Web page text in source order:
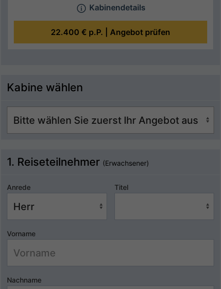
Kabinendetails
22.400 € p.P. | Angebot prüfen
Kabine wählen
1. Reiseteilnehmer (Erwachsener)
Anrede Titel
Vorname
Nachname